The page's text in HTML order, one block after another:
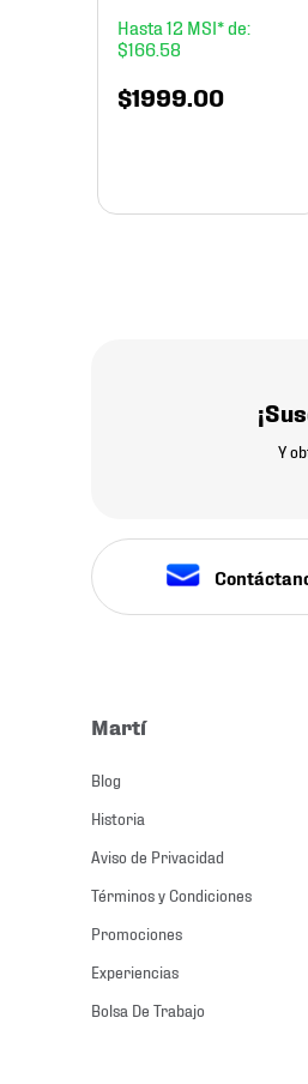
12
$166. 58
$1999 00
Y
Martí
Blog
Historia
Aviso de Privacidad
Términos y Condiciones
Promociones
Experiencias
Bolsa De Trabajo